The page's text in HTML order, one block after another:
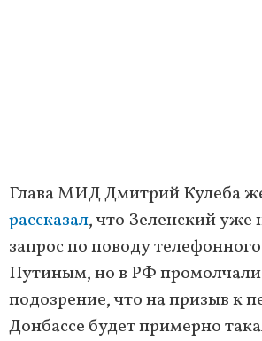
Глава МИД Дмитрий Кулеба
рассказал, что Зеленский уже
запрос по поводу
Путиным, но в РФ
подозрение, что на призыв к
Донбассе будет примерно